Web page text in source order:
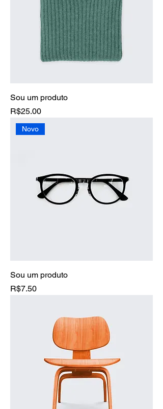
Sou um produto
Price
R$25.00
Novo
Sou um produto
Price
R$7.50